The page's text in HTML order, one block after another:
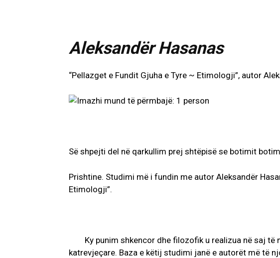
Aleksandër Hasanas
“Pellazget e Fundit Gjuha e Tyre ~ Etimologji”, autor
Së shpejti del në qarkullim prej shtëpisë se botimit
Prishtine. Studimi më i fundin me autor Aleksandër
Etimologji”.
Ky punim shkencor dhe filozofik u realizua në saj të
katrevjeçare. Baza e këtij studimi janë e autorët më të